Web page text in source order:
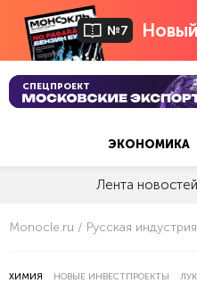
№7
СПЕЦПРОЕКТ
ЭКОНОМИКА
Лента новостей
Monocle.ru Русская индустрия
ХИМИЯ НОВЫЕ ИНВЕСТПРОЕКТЫ